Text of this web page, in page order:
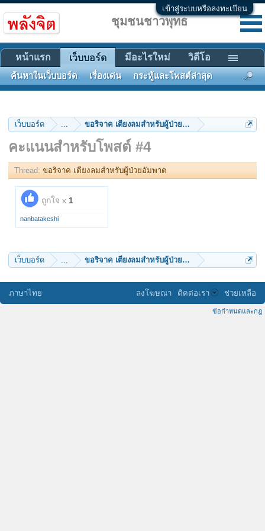
เข้าสู่ระบบหรือลงทะเบียน
เว็บบอร์ด ... ขอริจาค เตียงลมสำหรับผู้ป่วยอัมพาต
คะแนนสำหรับโพสต์ #4
Thread: ขอริจาค เตียงลมสำหรับผู้ป่วยอัมพาต
ถูกใจ x 1
nanbatakeshi
เว็บบอร์ด ... ขอริจาค เตียงลมสำหรับผู้ป่วยอัมพาต
ชุมชนชาวพุทธ
หน้าแรก เว็บบอร์ด
ค้นหาในเว็บบอร์ด เรื่องเด่น กระทู้และโพสต์ล่าสุด
มีอะไรใหม่ วิดีโอ
ภาษาไทย ลงโฆษณา ติดต่อเรา ช่วยเหลือ
ข้อกำหนดและกฎ